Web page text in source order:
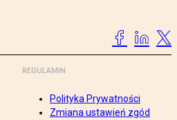
REGULAMIN
Polityka Prywatności
Zmiana ustawień zgód